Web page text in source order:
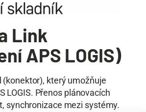
Link
APS LOGIS)
(konektor), který umožňuje
LOGIS. Přenos plánovacích
synchronizace mezi systémy.